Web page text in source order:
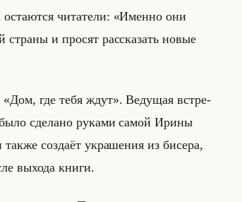
чи­та­те­ли: «Именно они
и просят рассказать новые
где тебя ждут». Ве­ду­щая встре­
сде­ла­но ру­ка­ми самой Ирины
со­зда­ёт укра­ше­ния из би­се­ра,
вы­хо­да книги.